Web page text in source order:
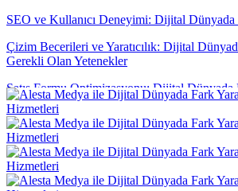
SEO ve Kullanıcı Deneyimi: Dijital Dünyada
Çizim Becerileri ve Yaratıcılık: Dijital
Gerekli Olan Yetenekler
Satış Formu Optimizasyonu: Dijital Dünyada
SEO Uyumlu Web Tasarımın Önemi
Yaratıcı Grafik Projeleriyle İlgili En İyi Web
Performans Takip Araçları: Dijital Dünyada
Anahtarı